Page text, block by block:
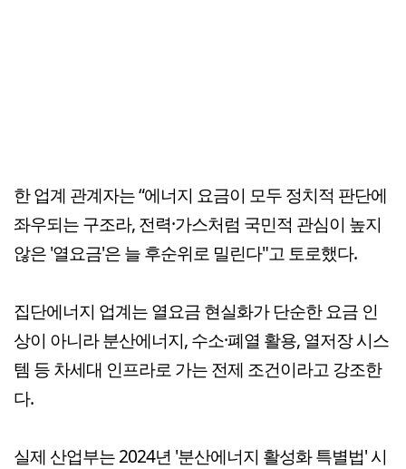
한 업계 관계자는 “에너지 요금이 모두 정치적 판단에
좌우되는 구조라, 전력·가스처럼 국민적 관심이 높지
않은 '열요금'은 늘 후순위로 밀린다"고 토로했다.
집단에너지 업계는 열요금 현실화가 단순한 요금 인
상이 아니라 분산에너지, 수소·폐열 활용, 열저장 시스
템 등 차세대 인프라로 가는 전제 조건이라고 강조한
다.
실제 산업부는 2024년 '분산에너지 활성화 특별법' 시